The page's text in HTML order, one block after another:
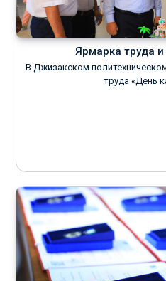
Ярмарка труда
В Джизакском
труда «День